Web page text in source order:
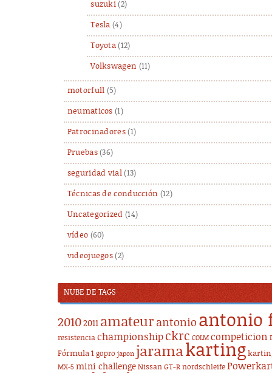
suzuki (2)
Tesla (4)
Toyota (12)
Volkswagen (11)
motorfull (5)
neumaticos (1)
Patrocinadores(1)
Pruebas(36)
seguridad vial(13)
Técnicas de conducción (12)
Uncategorized (14)
vídeo (60)
videojuegos (2)
NUBE DE TAGS
20102011 amateur antonio antonio
resistencia championship ckrc COLM competicion
Fórmula 1 gopro japon jaramakarting
MX-5 mini challenge Nissan GT-R nordschleife